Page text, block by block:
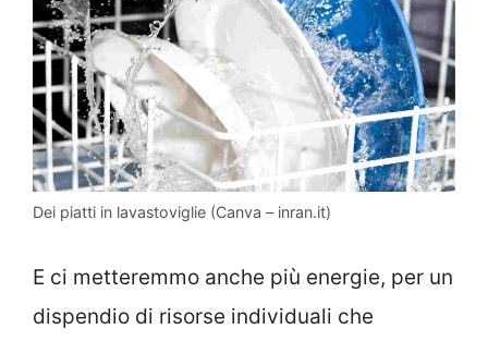
Dei piatti in lavastoviglie (Canva – inran.it)
E ci metteremmo anche più energie, per un
dispendio di risorse individuali che